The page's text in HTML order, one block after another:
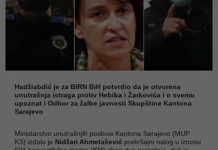
Hadžiabdić je za BIRN BiH potvrdio da je otvorena
unutrašnja istraga protiv Hebiba i Žarkovića i o svemu
upoznat i Odbor za žalbe javnosti Skupštine Kantona
Sarajevo
Ministarstvo unutrašnjih poslova Kantona Sarajevo (MUP
KS) izdalo je Nidžari Ahmetašević prekršajni nalog u iznosu